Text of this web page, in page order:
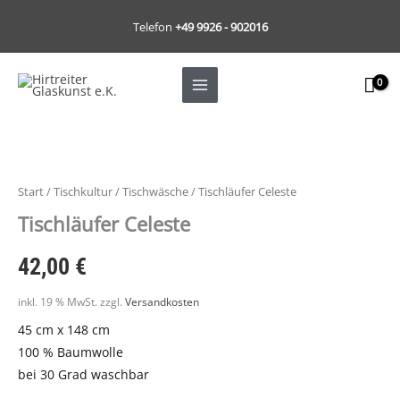
springen
Telefon +49 9926 - 902016
Start/Tischkultur/Tischwäsche/ Tischläufer Celeste
Tischläufer Celeste
42,00 €
inkl. 19 % MwSt. zzgl. Versandkosten
45 cm x 148 cm
100 % Baumwolle
bei 30 Grad waschbar